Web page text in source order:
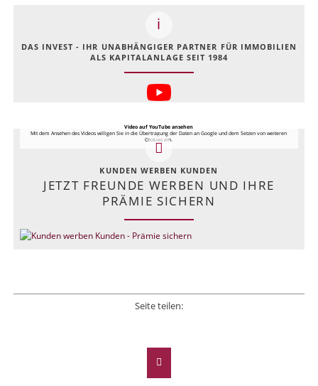
DAS INVEST - IHR UNABHÄNGIGER PARTNER FÜR IMMOBILIEN
ALS KAPITALANLAGE SEIT 1984
Video auf YouTube ansehen
Mit dem Ansehen des Videos willigen Sie in die Übertragung der Daten an Google und dem Setzen von weiteren
Cookies ein.
KUNDEN WERBEN KUNDEN
JETZT FREUNDE WERBEN UND IHRE
PRÄMIE SICHERN
Seite teilen: